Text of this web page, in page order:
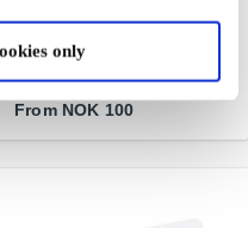
only
A fashion gift card for many
retail chains and online
From NOK 100